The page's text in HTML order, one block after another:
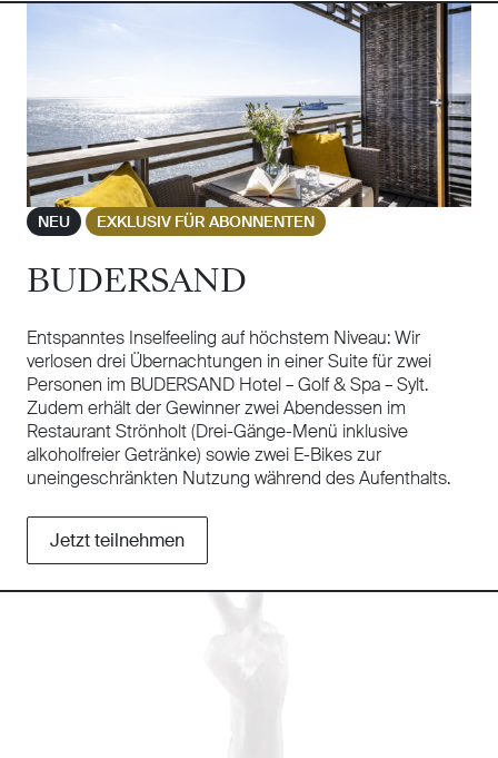
NEU EXKLUSIV FÜR ABONNENTEN
BUDERSAND
Entspanntes Inselfeeling auf höchstem Niveau: Wir
verlosen drei Übernachtungen in einer Suite für zwei
Personen im BUDERSAND Hotel – Golf & Spa – Sylt.
Zudem erhält der Gewinner zwei Abendessen im
Restaurant Strönholt (Drei-Gänge-Menü inklusive
alkoholfreier Getränke) sowie zwei E-Bikes zur
uneingeschränkten Nutzung während des Aufenthalts.
Jetzt teilnehmen